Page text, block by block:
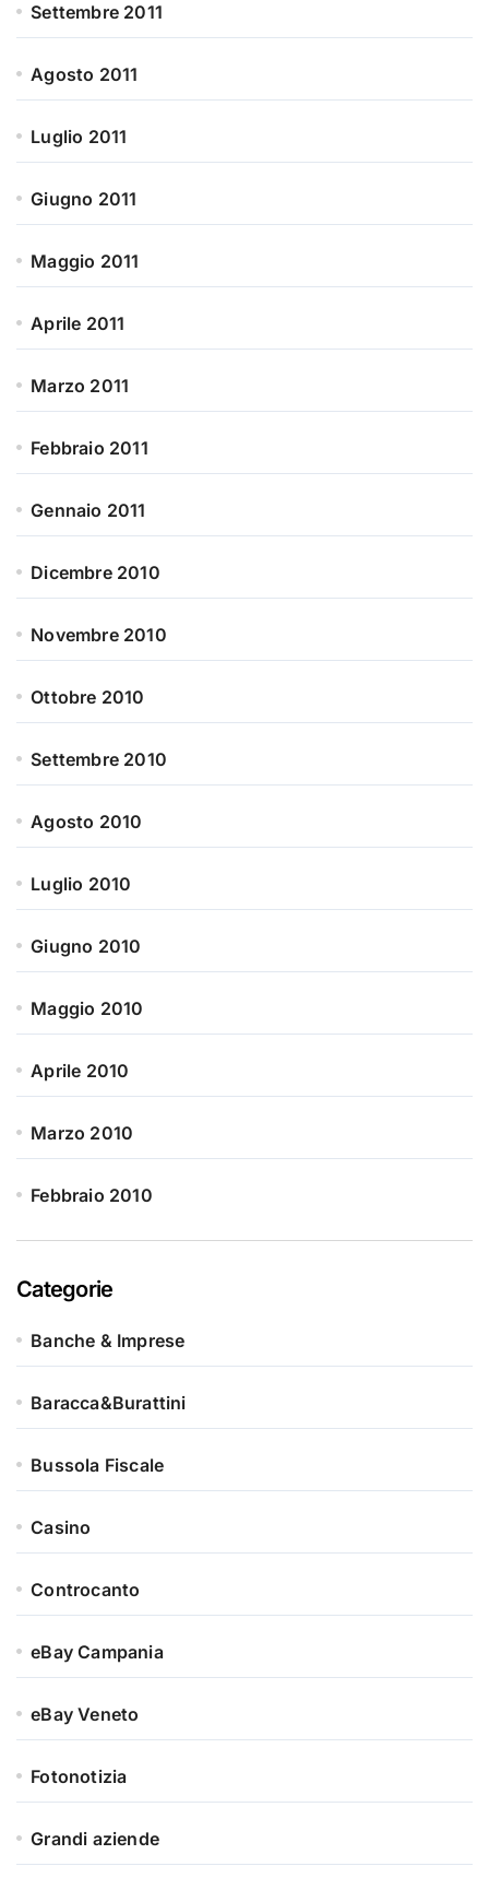
Settembre 2011
Agosto 2011
Luglio 2011
Giugno 2011
Maggio 2011
Aprile 2011
Marzo 2011
Febbraio 2011
Gennaio 2011
Dicembre 2010
Novembre 2010
Ottobre 2010
Settembre 2010
Agosto 2010
Luglio 2010
Giugno 2010
Maggio 2010
Aprile 2010
Marzo 2010
Febbraio 2010
Categorie
Banche & Imprese
Baracca&Burattini
Bussola Fiscale
Casino
Controcanto
eBay Campania
eBay Veneto
Fotonotizia
Grandi aziende